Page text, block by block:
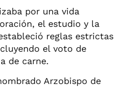
por una vida
el estudio y la
reglas estrictas
el voto de
de carne.
Arzobispo de